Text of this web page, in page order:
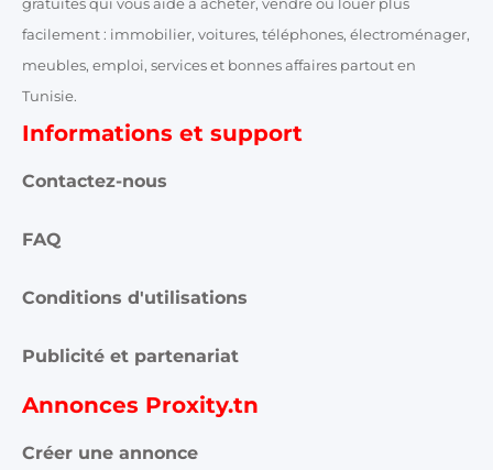
facilement : immobilier, voitures, téléphones, électroménager,
meubles, emploi, services et bonnes affaires partout en
Tunisie.
Informations et support
Contactez-nous
FAQ
Conditions d'utilisations
Publicité et partenariat
Annonces Proxity.tn
Créer une annonce